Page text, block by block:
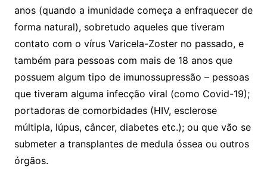
anos (quando a imunidade começa a enfraquecer de
forma natural), sobretudo aqueles que tiveram
contato com o vírus Varicela-Zoster no passado, e
também para pessoas com mais de 18 anos que
possuem algum tipo de imunossupressão – pessoas
que tiveram alguma infecção viral (como Covid-19);
portadoras de comorbidades (HIV, esclerose
múltipla, lúpus, câncer, diabetes etc.); ou que vão se
submeter a transplantes de medula óssea ou outros
órgãos.